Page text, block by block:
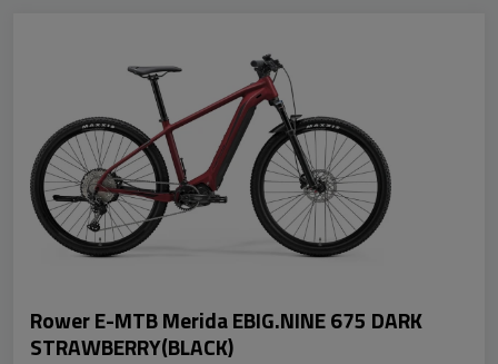
Rower E-MTB Merida EBIG.NINE 675 DARK
STRAWBERRY(BLACK)